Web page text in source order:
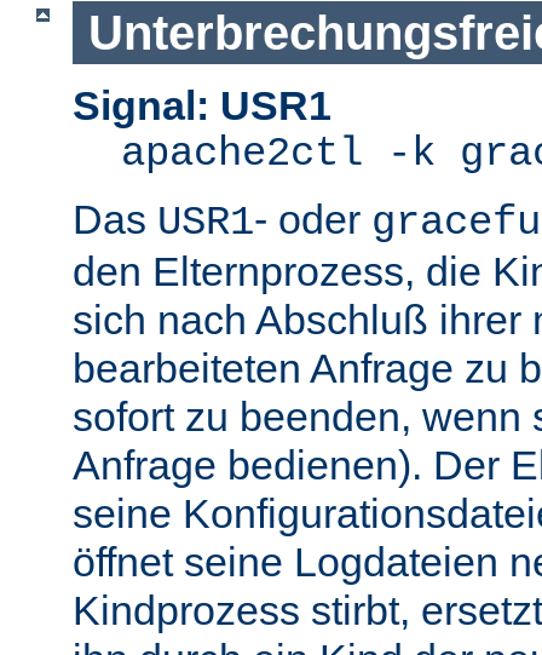
Signal: USR1
apache2ctl -k
Das USR1- oder
den Elternprozess, die
sich nach Abschluß ihrer
bearbeiteten Anfrage zu
sofort zu beenden, wenn
Anfrage bedienen). Der
seine
öffnet seine Logdateien
Kindprozess stirbt,